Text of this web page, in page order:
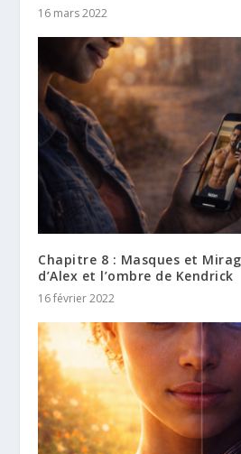
16 mars 2022
Chapitre 8 : Masques et
d’Alex et l’ombre de Kendrick
16 février 2022